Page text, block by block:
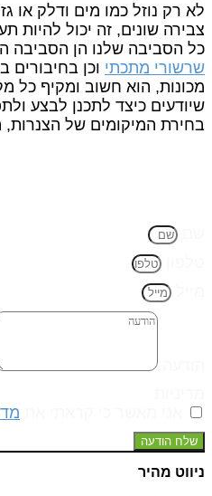
לא רק נוזל כמו מים ודלק או
צבירה שונים, זה יכול להיות
כל הסביבה שלנו הן הסביבה
שרשורי מתכתי וכן
מכונות, הוא חשוב ומקיף כל
שיודעים כיצד לתכנן לבצע
בחירת המיקומים של
שלח הודעה
ניווט מהיר